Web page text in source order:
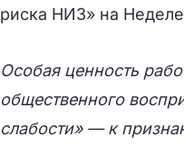
риска НИЗ» на
Особая ценность
общественного
слабости» — к